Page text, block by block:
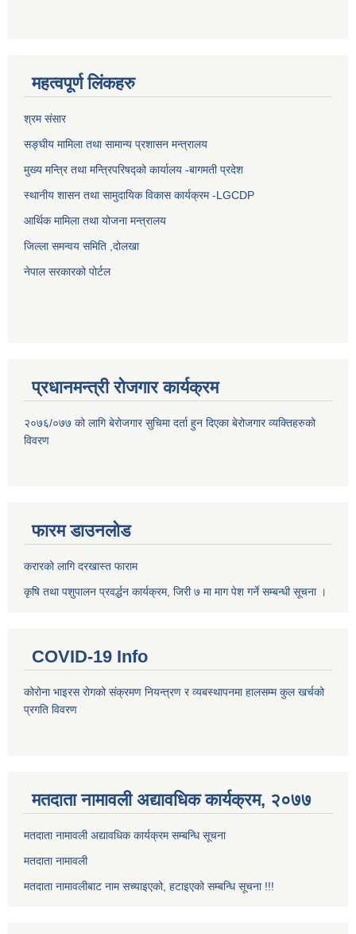
महत्वपूर्ण लिंकहरु
श्रम संसार
सङ्घीय मामिला तथा सामान्य प्रशासन मन्त्रालय
मुख्य मन्त्रि तथा मन्त्रिपरिषद्को कार्यालय -बागमती प्रदेश
स्थानीय शासन तथा सामुदायिक विकास कार्यक्रम -LGCDP
आर्थिक मामिला तथा योजना मन्त्रालय
जिल्ला समन्वय समिति ,दोलखा
नेपाल सरकारको पोर्टल
प्रधानमन्त्री रोजगार कार्यक्रम
२०७६/०७७ को लागि बेरोजगार सुचिमा दर्ता हुन दिएका बेरोजगार व्यक्तिहरुको
विवरण
फारम डाउनलोड
करारको लागि दरखास्त फाराम
कृषि तथा पशुपालन प्रवर्द्धन कार्यक्रम, जिरी ७ मा माग पेश गर्ने सम्बन्धी सूचना ।
COVID-19 Info
कोरोना भाइरस रोगको संक्रमण नियन्त्रण र व्यबस्थापनमा हालसम्म कुल खर्चको
प्रगति विवरण
मतदाता नामावली अद्यावधिक कार्यक्रम, २०७७
मतदाता नामावली अद्यावधिक कार्यक्रम सम्बन्धि सूचना
मतदाता नामावली
मतदाता नामावलीबाट नाम सच्याइएको, हटाइएको सम्बन्धि सूचना !!!